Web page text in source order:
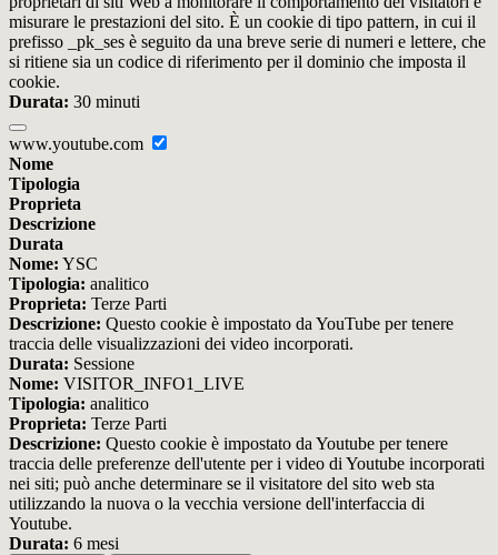
misurare le prestazioni del sito. È un cookie di tipo pattern, in cui il
prefisso _pk_ses è seguito da una breve serie di numeri e lettere, che
si ritiene sia un codice di riferimento per il dominio che imposta il
cookie.
Durata: 30 minuti
www.youtube.com
Nome
Tipologia
Proprieta
Descrizione
Durata
Nome: YSC
Tipologia: analitico
Proprieta: Terze Parti
Descrizione: Questo cookie è impostato da YouTube per tenere
traccia delle visualizzazioni dei video incorporati.
Durata: Sessione
Nome: VISITOR_INFO1_LIVE
Tipologia: analitico
Proprieta: Terze Parti
Descrizione: Questo cookie è impostato da Youtube per tenere
traccia delle preferenze dell'utente per i video di Youtube incorporati
nei siti; può anche determinare se il visitatore del sito web sta
utilizzando la nuova o la vecchia versione dell'interfaccia di
Youtube.
Durata: 6 mesi